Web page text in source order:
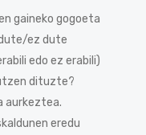
gaineko gogoeta
ez dute
edo ez erabili)
dituzte?
aurkeztea.
eredu